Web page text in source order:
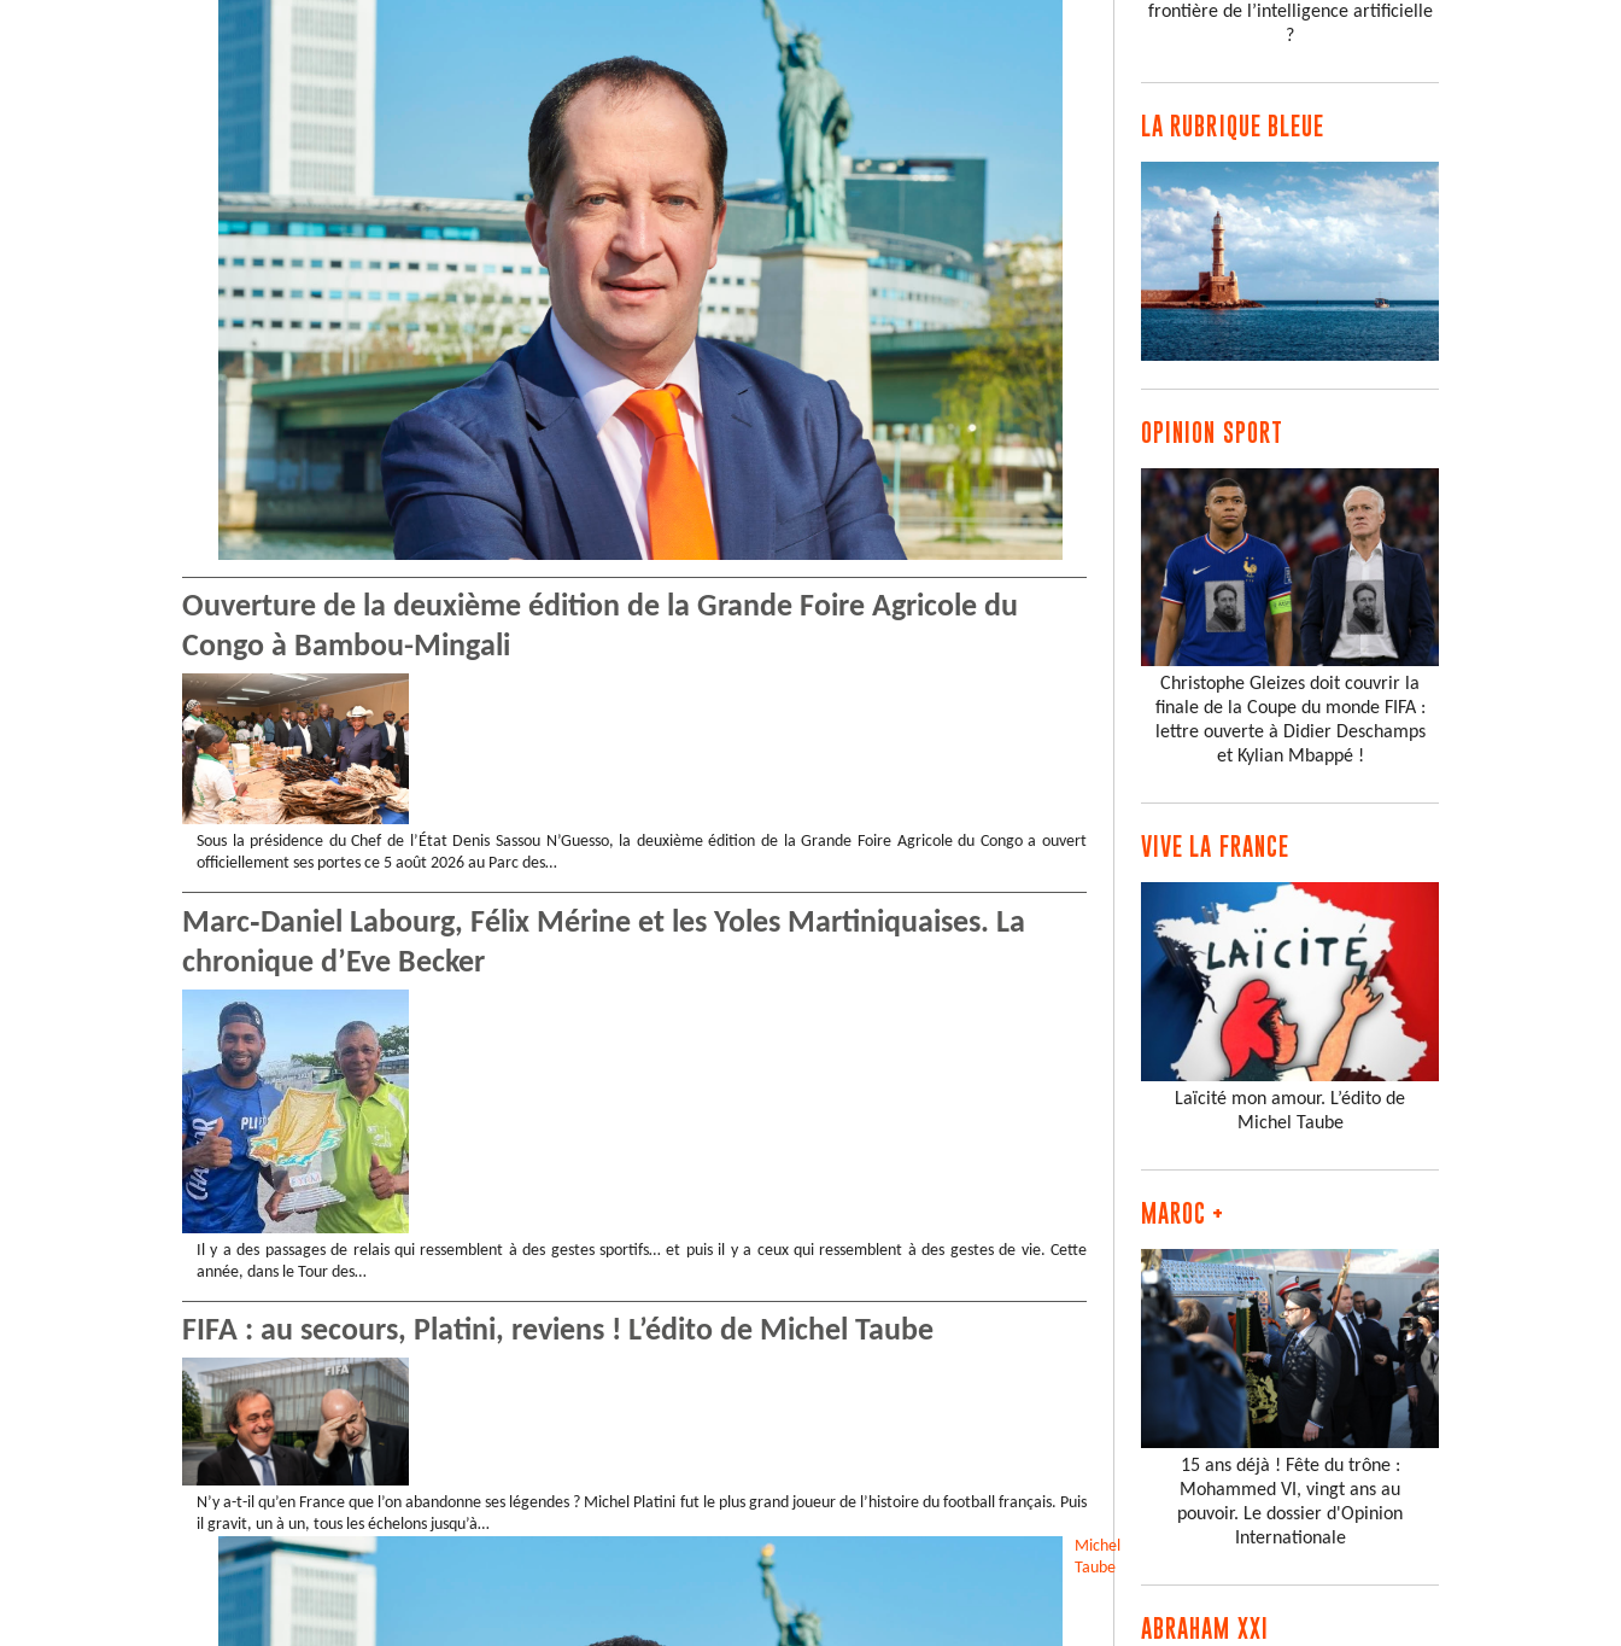
Ouverture de la deuxième édition de la Grande Foire Agricole du
Congo à Bambou-Mingali
Sous la présidence du Chef de l’État Denis Sassou N’Guesso, la deuxième édition de la Grande Foire Agricole du Congo a ouvert
officiellement ses portes ce 5 août 2026 au Parc des…
Marc‑Daniel Labourg, Félix Mérine et les Yoles Martiniquaises. La
chronique d’Eve Becker
Il y a des passages de relais qui ressemblent à des gestes sportifs… et puis il y a ceux qui ressemblent à des gestes de vie. Cette
année, dans le Tour des…
FIFA : au secours, Platini, reviens ! L’édito de Michel Taube
N’y a-t-il qu’en France que l’on abandonne ses légendes ? Michel Platini fut le plus grand joueur de l’histoire du football français. Puis
il gravit, un à un, tous les échelons jusqu’à…
Michel
Taube
frontière de l’intelligence artificielle
?
LA RUBRIQUE BLEUE
OPINION SPORT
Christophe Gleizes doit couvrir la
finale de la Coupe du monde FIFA :
lettre ouverte à Didier Deschamps
et Kylian Mbappé !
VIVE LA FRANCE
Laïcité mon amour. L’édito de
Michel Taube
MAROC +
15 ans déjà ! Fête du trône :
Mohammed VI, vingt ans au
pouvoir. Le dossier d'Opinion
Internationale
ABRAHAM XXI